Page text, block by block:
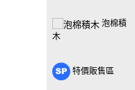
泡棉積
木
特價販售區